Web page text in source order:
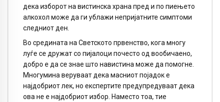
дека изборот на вистинска храна пред и по пиењето
алкохол може да ги ублажи непријатните симптоми
следниот ден.
Во средината на Светското првенство, кога многу
луѓе се дружат со пијалоци почесто од вообичаено,
добро е да се знае што навистина може да помогне.
Многумина веруваат дека масниот појадок е
најдобриот лек, но експертите предупредуваат дека
ова не е најдобриот избор. Наместо тоа, тие